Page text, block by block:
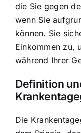
die Sie gegen
wenn Sie
können. Sie
Einkommen zu,
während Ihrer
Definition
Die